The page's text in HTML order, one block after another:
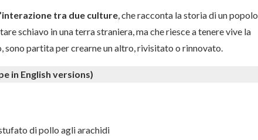
tra due culture, che racconta la storia di un popolo
schiavo in una terra straniera, ma che riesce a tenere vive la
sono partita per crearne un altro, rivisitato o rinnovato.
in English versions)